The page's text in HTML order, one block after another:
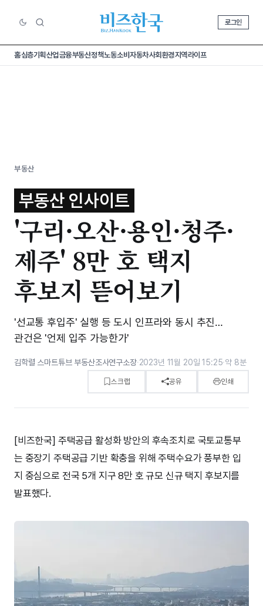
로그인
홈심층기획산업금융부동산정책노동소비 자동차사회환경지역라이프
부동산
부동산 인사이트
'구리·오산·용인·청주·
제주' 8만 호 택지
후보지 뜯어보기
'선교통 후입주' 실행 등 도시 인프라와 동시 추진…
관건은 '언제 입주 가능한가'
김학렬 스마트튜브 부동산조사연구소장·2023년 11월 20일 15:25·약 8분
스크랩 공유 인쇄
[비즈한국] 주택공급 활성화 방안의 후속조치로 국토교통부
는 중장기 주택공급 기반 확충을 위해 주택수요가 풍부한 입
지 중심으로 전국 5개 지구 8만 호 규모 신규 택지 후보지를
발표했다.